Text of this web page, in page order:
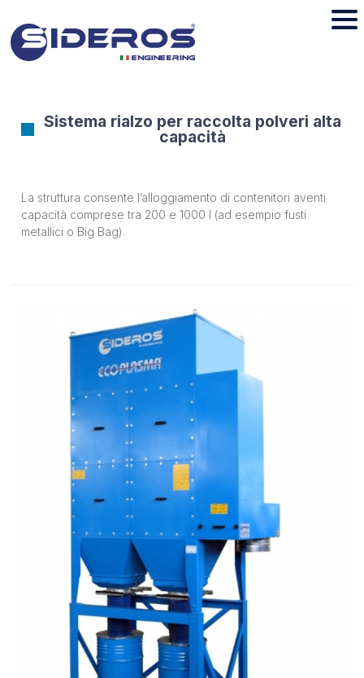
Sistema rialzo per raccolta polveri alta
capacità
La struttura consente l’alloggiamento di contenitori aventi
capacità comprese tra 200 e 1000 l (ad esempio fusti
metallici o Big Bag).